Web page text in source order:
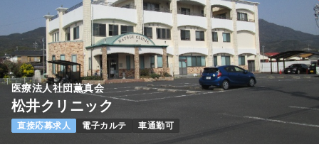
時給1,200円以上可
気になる 詳細を見る
2交代（常勤） 一時募集休止
給与 26.0万円〜/月 賞与2.5ヶ月
※一例
医療法人社団薫真会
松井クリニック
直接応募求人 電子カルテ 車通勤可